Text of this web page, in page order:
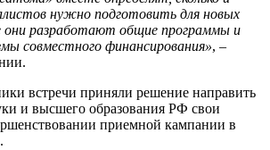
нужно подготовить для новых
они разработают общие программы и
совместного финансирования», –
встречи приняли решение направить
и высшего образования РФ свои
приемной кампании в